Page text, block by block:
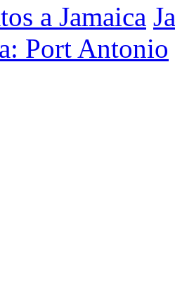
a Jamaica
Port Antonio